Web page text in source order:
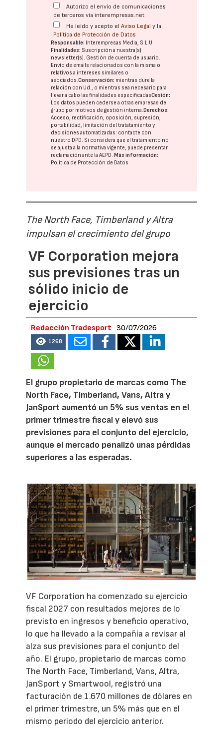
Autorizo el envío de comunicaciones
de terceros vía interempresas.net
He leído y acepto elAviso Legal y la
Política de Protección de Datos
Responsable: Interempresas Media, S.L.U.
Finalidades: Suscripción a nuestra(s)
newsletter(s). Gestión de cuenta de usuario.
Envío de emails relacionados con la misma o
relativos a intereses similares o
asociados.Conservación: mientras dure la
relación con Ud., o mientras sea necesario para
llevar a cabo las finalidades especificadasCesión:
Los datos pueden cederse a otras empresas del
grupo por motivos de gestión interna.Derechos:
Acceso, rectificación, oposición, supresión,
portabilidad, limitación del tratatamiento y
decisiones automatizadas: contacte con
nuestro DPD. Si considera que el tratamiento no
se ajusta a la normativa vigente, puede presentar
reclamación ante laAEPD.Más información:
Política de Protección de Datos
The North Face, Timberland y Altra
impulsan el crecimiento del grupo
VF Corporation mejora
sus previsiones tras un
sólido inicio de
ejercicio
Redacción Tradesport 30/07/2026
1268
El grupo propietario de marcas como The
North Face, Timberland, Vans, Altra y
JanSport aumentó un 5% sus ventas en el
primer trimestre fiscal y elevó sus
previsiones para el conjunto del ejercicio,
aunque el mercado penalizó unas pérdidas
superiores a las esperadas.
VF Corporation ha comenzado su ejercicio
fiscal 2027 con resultados mejores de lo
previsto en ingresos y beneficio operativo,
lo que ha llevado a la compañía a revisar al
alza sus previsiones para el conjunto del
año. El grupo, propietario de marcas como
The North Face, Timberland, Vans, Altra,
JanSport y Smartwool, registró una
facturación de 1.670 millones de dólares en
el primer trimestre, un 5% más que en el
mismo periodo del ejercicio anterior.